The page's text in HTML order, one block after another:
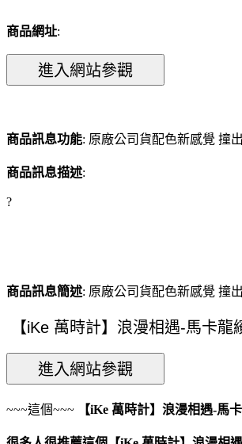
商品網址:
商品訊息功能: 原廠公司貨配色新感覺 撞
商品訊息描述:
?
商品訊息簡述: 原廠公司貨配色新感覺 撞
~~~這個~~~ 【iKe 萬時計】浪漫相遇-馬